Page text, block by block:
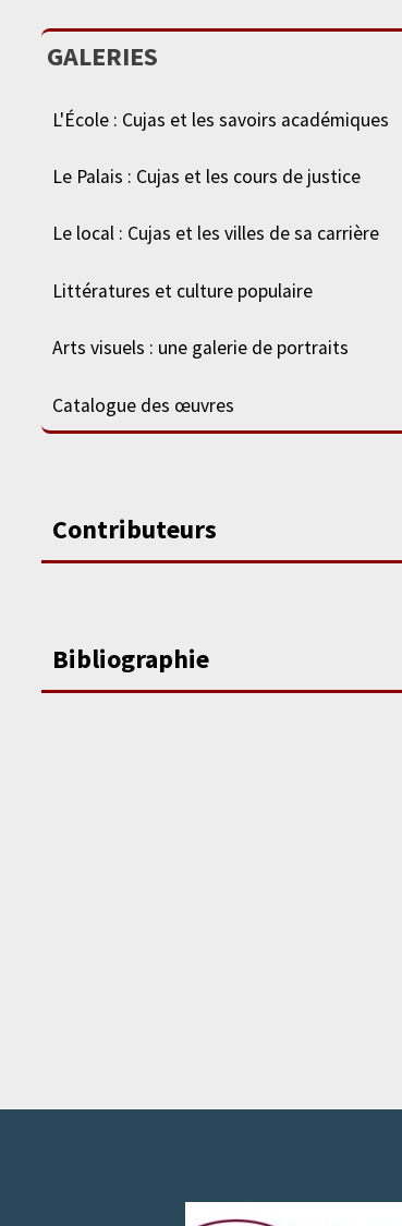
GALERIES
L'École : Cujas et les savoirs académiques
Le Palais : Cujas et les cours de justice
Le local : Cujas et les villes de sa carrière
Littératures et culture populaire
Arts visuels : une galerie de portraits
Catalogue des œuvres
Contributeurs
Bibliographie